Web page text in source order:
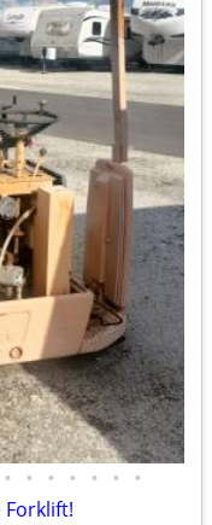
• • • • • • •
Forklift!